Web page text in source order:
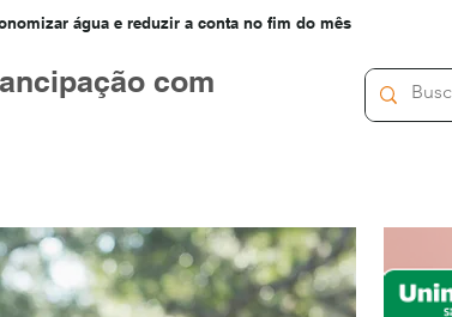
água e reduzir a conta no fim do mês
com